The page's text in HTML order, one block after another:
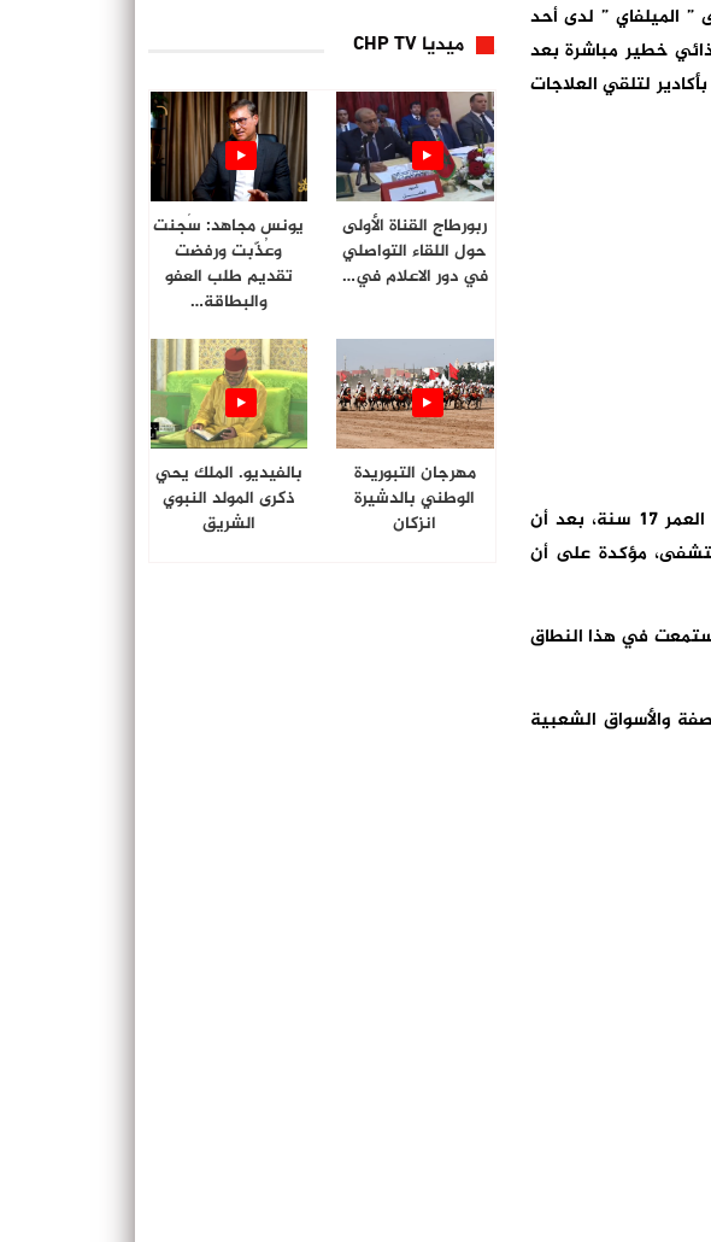
الميلفاي ” لدى أحد
خطير مباشرة بعد
لتلقي العلاجات
وذكرت المصادر ذاتها، أن والدة الضحايا الثلاثة تفاجأت، أمس الثلاثاء، بوفاة أحد أبنائها البالغ من العمر 17 سنة، بعد أن
مؤكدة على أن
استمعت في هذا النطاق
والأسواق الشعبية
ميديا CHP TV
ربورطاج القناة الأولى
حول اللقاء التواصلي
في دور الاعلام في…
يونس مجاهد: سُجنت
وعُذّبت ورفضت
تقديم طلب العفو
والبطاقة…
مهرجان التبوريدة
الوطني بالدشيرة
انزكان
بالفيديو. الملك يحي
ذكرى المولد النبوي
الشريق